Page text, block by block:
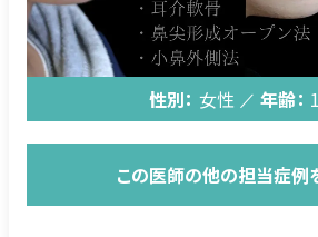
性別： 女性 年齢：
この医師の他の担当症